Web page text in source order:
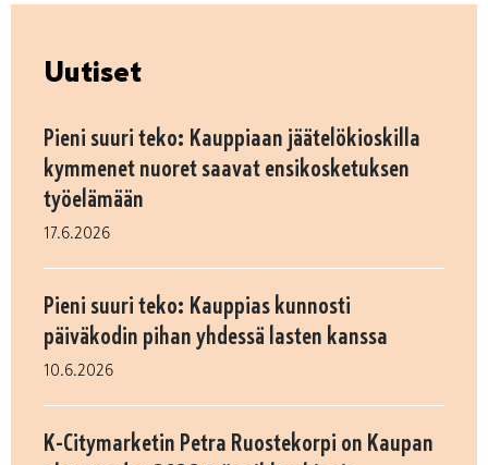
Uutiset
Pieni suuri teko: Kauppiaan jäätelökioskilla
kymmenet nuoret saavat ensikosketuksen
työelämään
17.6.2026
Pieni suuri teko: Kauppias kunnosti
päiväkodin pihan yhdessä lasten kanssa
10.6.2026
K-Citymarketin Petra Ruostekorpi on Kaupan